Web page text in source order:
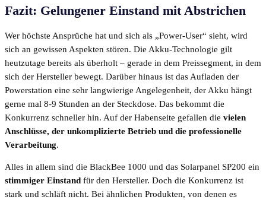
Fazit: Gelungener Einstand mit Abstrichen
Wer höchste Ansprüche hat und sich als „Power-User“ sieht, wird
sich an gewissen Aspekten stören. Die Akku-Technologie gilt
heutzutage bereits als überholt – gerade in dem Preissegment, in dem
sich der Hersteller bewegt. Darüber hinaus ist das Aufladen der
Powerstation eine sehr langwierige Angelegenheit, der Akku hängt
gerne mal 8-9 Stunden an der Steckdose. Das bekommt die
Konkurrenz schneller hin. Auf der Habenseite gefallen die vielen
Anschlüsse, der unkomplizierte Betrieb und die professionelle
Verarbeitung.
Alles in allem sind die BlackBee 1000 und das Solarpanel SP200 ein
stimmiger Einstand für den Hersteller. Doch die Konkurrenz ist
stark und schläft nicht. Bei ähnlichen Produkten, von denen es